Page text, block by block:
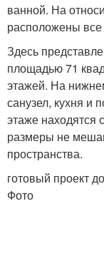
ванной. На
расположены
Здесь
площадью 71
этажей. На
санузел, кухня
этаже находятся
размеры не
пространства.
готовый проект
Фото